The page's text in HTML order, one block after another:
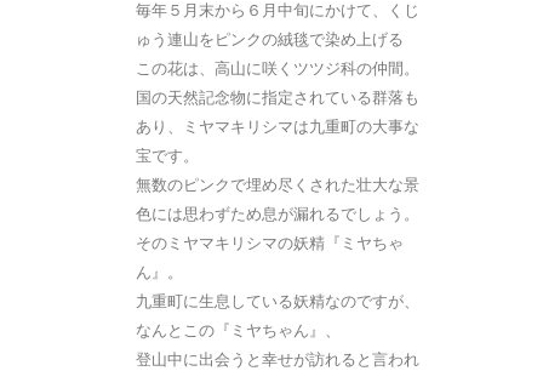
毎年５月末から６月中旬にかけて、くじ
ゅう連山をピンクの絨毯で染め上げる
この花は、高山に咲くツツジ科の仲間。
国の天然記念物に指定されている群落も
あり、ミヤマキリシマは九重町の大事な
宝です。
無数のピンクで埋め尽くされた壮大な景
色には思わずため息が漏れるでしょう。
そのミヤマキリシマの妖精『ミヤちゃ
ん』。
九重町に生息している妖精なのですが、
なんとこの『ミヤちゃん』、
登山中に出会うと幸せが訪れると言われ